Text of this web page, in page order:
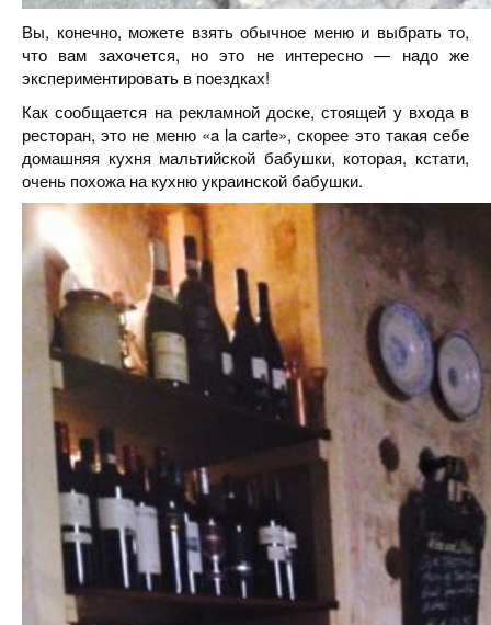
Вы, конечно, можете взять обычное меню и выбрать то,
что вам захочется, но это не интересно — надо же
экспериментировать в поездках!
Как сообщается на рекламной доске, стоящей у входа в
ресторан, это не меню «a la carte», скорее это такая себе
домашняя кухня мальтийской бабушки, которая, кстати,
очень похожа на кухню украинской бабушки.